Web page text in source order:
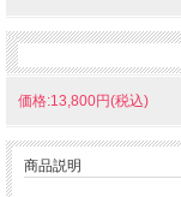
価格:13,800円(税込)
商品説明